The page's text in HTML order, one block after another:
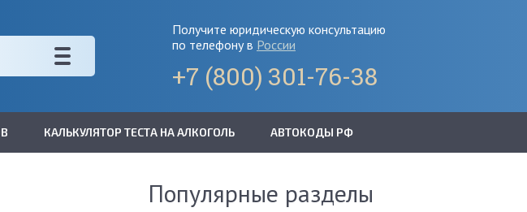
Получите юридическую консультацию
по телефону в России
+7 (800) 301-76-38
КАЛЬКУЛЯТОР ТЕСТА НА АЛКОГОЛЬ АВТОКОДЫ РФ
Популярные разделы